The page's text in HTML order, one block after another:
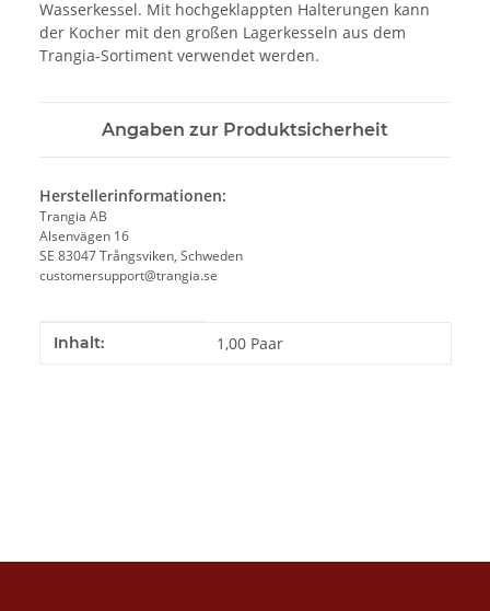
Wasserkessel. Mit hochgeklappten Halterungen kann
der Kocher mit den großen Lagerkesseln aus dem
Trangia-Sortiment verwendet werden.
Angaben zur Produktsicherheit
Herstellerinformationen:
Trangia AB
Alsenvägen 16
SE 83047 Trångsviken, Schweden
customersupport@trangia.se
Produkteigenschaft
Wert
Inhalt: 1,00 Paar